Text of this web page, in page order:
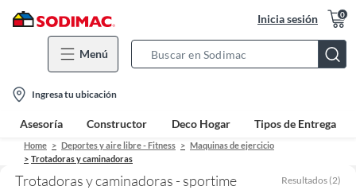
Inicia sesión 0
Menú
Bar
location-
icon
Ingresa tu ubicación
Asesoría Constructor Deco Hogar Tipos de Entrega
Home Deportes y aire libre - Fitness
Maquinas de ejercicio
Trotadoras y caminadoras
Trotadoras y caminadoras - sportime Resultados (2)